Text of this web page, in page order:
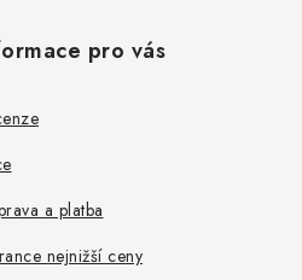
pro vás
a platba
nejnižší ceny